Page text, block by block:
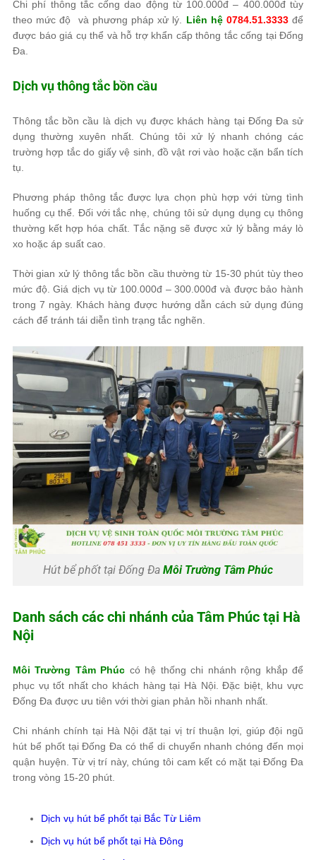
Chi phí thông tắc cống dao động từ 100.000đ – 400.000đ tùy
theo mức độ và phương pháp xử lý. Liên hệ 0784.51.3333để
được báo giá cụ thể và hỗ trợ khẩn cấp thông tắc cống tại Đống
Đa.
Dịch vụ thông tắc bồn cầu
Thông tắc bồn cầu là dịch vụ được khách hàng tại Đống Đa sử
dụng thường xuyên nhất. Chúng tôi xử lý nhanh chóng các
trường hợp tắc do giấy vệ sinh, đồ vật rơi vào hoặc cặn bẩn tích
tụ.
Phương pháp thông tắc được lựa chọn phù hợp với từng tình
huống cụ thể. Đối với tắc nhẹ, chúng tôi sử dụng dụng cụ thông
thường kết hợp hóa chất. Tắc nặng sẽ được xử lý bằng máy lò
xo hoặc áp suất cao.
Thời gian xử lý thông tắc bồn cầu thường từ 15-30 phút tùy theo
mức độ. Giá dịch vụ từ 100.000đ – 300.000đ và được bảo hành
trong 7 ngày. Khách hàng được hướng dẫn cách sử dụng đúng
cách để tránh tái diễn tình trạng tắc nghẽn.
Hút bể phốt tại Đống Đa Môi Trường Tâm Phúc
Danh sách các chi nhánh của Tâm Phúc tại Hà
Nội
Môi Trường Tâm Phúc có hệ thống chi nhánh rộng khắp để
phục vụ tốt nhất cho khách hàng tại Hà Nội. Đặc biệt, khu vực
Đống Đa được ưu tiên với thời gian phản hồi nhanh nhất.
Chi nhánh chính tại Hà Nội đặt tại vị trí thuận lợi, giúp đội ngũ
hút bể phốt tại Đống Đa có thể di chuyển nhanh chóng đến mọi
quận huyện. Từ vị trí này, chúng tôi cam kết có mặt tại Đống Đa
trong vòng 15-20 phút.
Dịch vụ hút bể phốt tại Bắc Từ Liêm
Dịch vụ hút bể phốt tại Hà Đông